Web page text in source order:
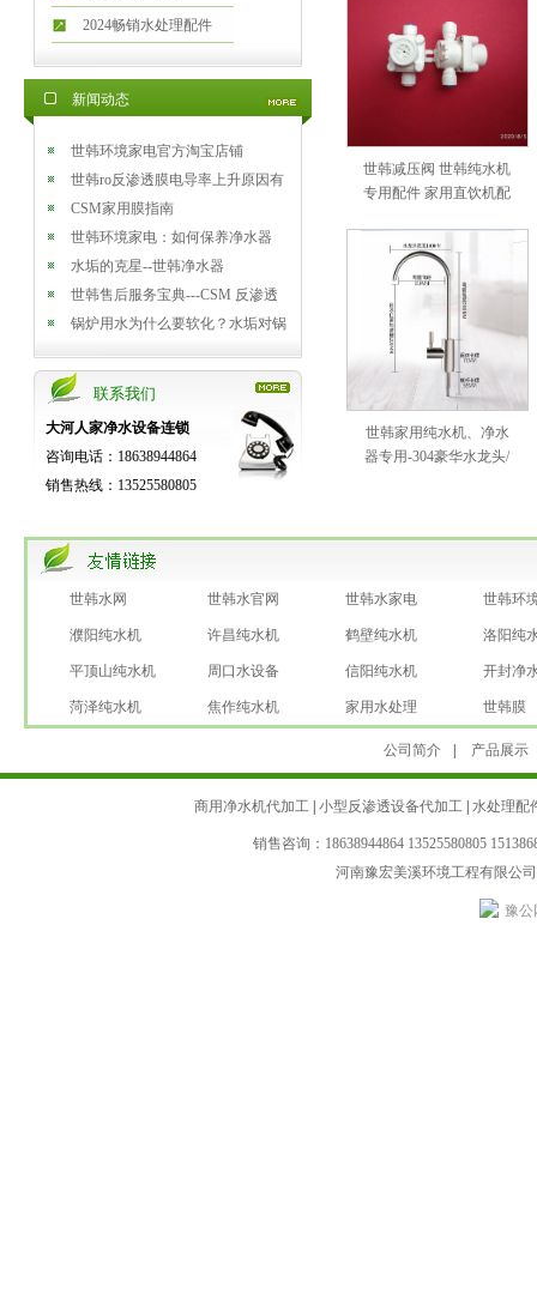
2024畅销水处理配件
新闻动态
世韩环境家电官方淘宝店铺
世韩ro反渗透膜电导率上升原因有
哪些
CSM家用膜指南
世韩环境家电：如何保养净水器
水垢的克星--世韩净水器
世韩售后服务宝典---CSM 反渗透
膜使用您清楚吗？
锅炉用水为什么要软化？水垢对锅
联系我们
大河人家净水设备连锁
咨询电话：18638944864
销售热线：13525580805
世韩减压阀 世韩纯水机
专用配件 家用直饮机配
世韩家用纯水机、净水
器专用-304豪华水龙头/
世韩水网 世韩水官网 世韩水家电 世韩环
濮阳纯水机 许昌纯水机 鹤壁纯水机 洛阳纯
平顶山纯水机 周口水设备 信阳纯水机 开封净
菏泽纯水机 焦作纯水机 家用水处理 世韩膜
公司简介 产品展示
商用净水机代加工 小型反渗透设备代加工 水处理配
销售咨询：18638944864 13525580805
河南豫宏美溪环境工程有限公
豫公